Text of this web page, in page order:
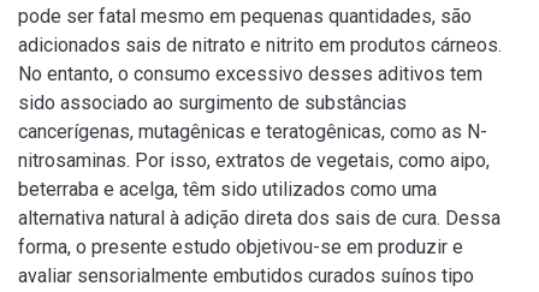
pode ser fatal mesmo em pequenas quantidades, são
adicionados sais de nitrato e nitrito em produtos cárneos.
No entanto, o consumo excessivo desses aditivos tem
sido associado ao surgimento de substâncias
cancerígenas, mutagênicas e teratogênicas, como as N-
nitrosaminas. Por isso, extratos de vegetais, como aipo,
beterraba e acelga, têm sido utilizados como uma
alternativa natural à adição direta dos sais de cura. Dessa
forma, o presente estudo objetivou-se em produzir e
avaliar sensorialmente embutidos curados suínos tipo